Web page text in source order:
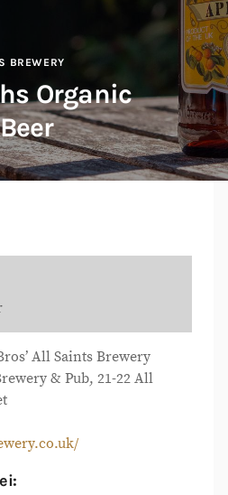
BREWERY
Organic
All Saints Brewery
& Pub, 21-22 All